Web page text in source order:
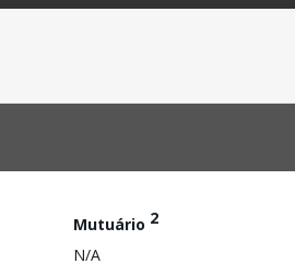
Mutuário 2
N/A